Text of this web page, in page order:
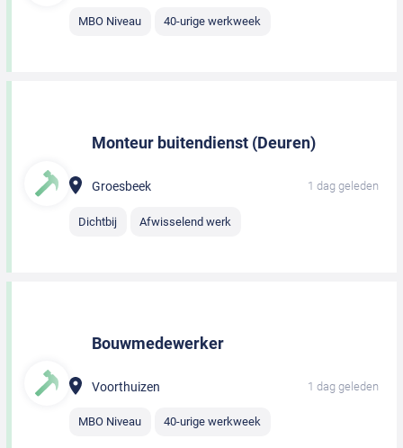
MBO Niveau 40-urige werkweek
Monteur buitendienst (Deuren)
Groesbeek 1 dag geleden
Dichtbij Afwisselend werk
Bouwmedewerker
Voorthuizen 1 dag geleden
MBO Niveau 40-urige werkweek